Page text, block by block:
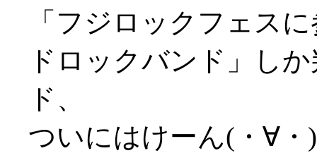
「フジロックフェス
ドロックバンド」し
ド、
ついにはけーん(・∀